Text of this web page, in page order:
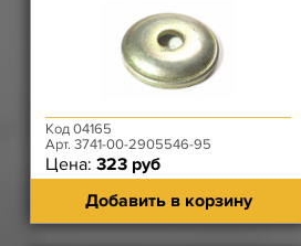
Код 04165
Арт. 3741-00-2905546-95
Цена: 323 руб
Добавить в корзину